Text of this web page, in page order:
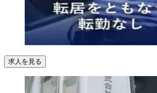
求人を見る